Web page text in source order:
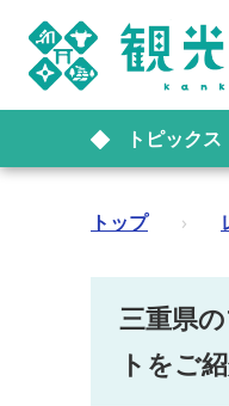
トピックス
トップ ›
三重県
トをご